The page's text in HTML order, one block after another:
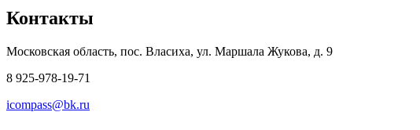
Контакты
Московская область, пос. Власиха, ул. Маршала Жукова, д. 9
8 925-978-19-71
icompass@bk.ru